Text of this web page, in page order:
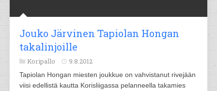
Jouko Järvinen Tapiolan Hongan
takalinjoille
Koripallo 9.8.2012
Tapiolan Hongan miesten joukkue on vahvistanut rivejään
viisi edellistä kautta Korisliigassa pelanneella takamies